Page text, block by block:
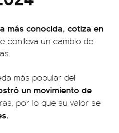
más conocida, cotiza en
conlleva un cambio de
más popular del
un movimiento de
por lo que su valor se